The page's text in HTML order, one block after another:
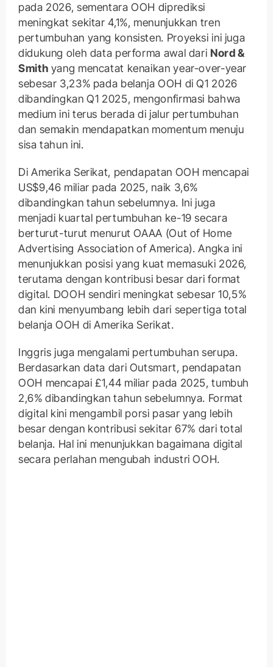
pada 2026, sementara OOH diprediksi
meningkat sekitar 4,1%, menunjukkan tren
pertumbuhan yang konsisten. Proyeksi ini juga
didukung oleh data performa awal dari Nord &
Smith yang mencatat kenaikan year-over-year
sebesar 3,23% pada belanja OOH di Q1 2026
dibandingkan Q1 2025, mengonfirmasi bahwa
medium ini terus berada di jalur pertumbuhan
dan semakin mendapatkan momentum menuju
sisa tahun ini.
Di Amerika Serikat, pendapatan OOH mencapai
US$9,46 miliar pada 2025, naik 3,6%
dibandingkan tahun sebelumnya. Ini juga
menjadi kuartal pertumbuhan ke-19 secara
berturut-turut menurut OAAA (Out of Home
Advertising Association of America). Angka ini
menunjukkan posisi yang kuat memasuki 2026,
terutama dengan kontribusi besar dari format
digital. DOOH sendiri meningkat sebesar 10,5%
dan kini menyumbang lebih dari sepertiga total
belanja OOH di Amerika Serikat.
Inggris juga mengalami pertumbuhan serupa.
Berdasarkan data dari Outsmart, pendapatan
OOH mencapai £1,44 miliar pada 2025, tumbuh
2,6% dibandingkan tahun sebelumnya. Format
digital kini mengambil porsi pasar yang lebih
besar dengan kontribusi sekitar 67% dari total
belanja. Hal ini menunjukkan bagaimana digital
secara perlahan mengubah industri OOH.